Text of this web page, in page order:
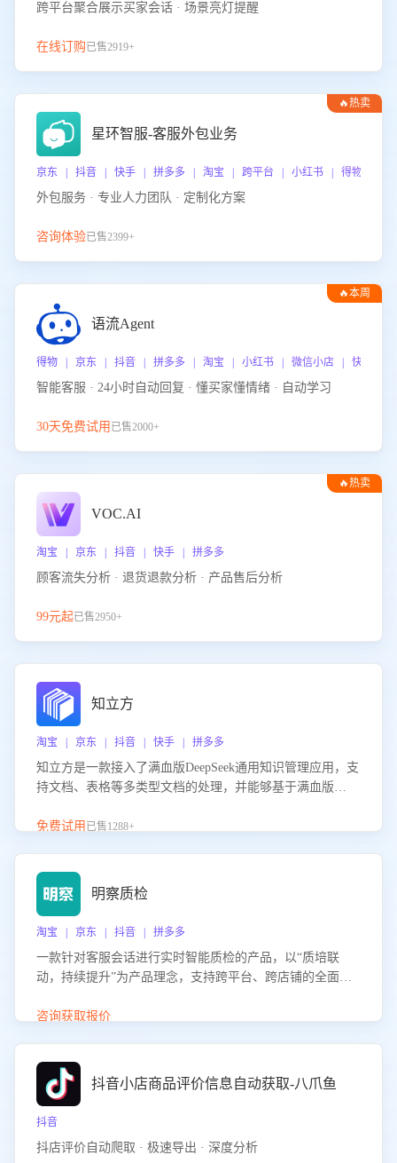
跨平台聚合展示买家会话 · 场景亮灯提醒
在线订购已售2919+
🔥热卖
星环智服-客服外包业务
京东 | 抖音 | 快手 | 拼多多 | 淘宝 | 跨平台 | 小红书 | 得物 | 企
外包服务 · 专业人力团队 · 定制化方案
咨询体验已售2399+
🔥本周
语流Agent
得物 | 京东 | 抖音 | 拼多多 | 淘宝 | 小红书 | 微信小店 | 快手 |
智能客服 · 24小时自动回复 · 懂买家懂情绪 · 自动学习
30天免费试用 已售2000+
🔥热卖
VOC.AI
淘宝 | 京东 | 抖音 | 快手 | 拼多多
顾客流失分析 · 退货退款分析 · 产品售后分析
99元起已售2950+
知立方
淘宝 | 京东 | 抖音 | 快手 | 拼多多
知立方是一款接入了满血版DeepSeek通用知识管理应用，支
持文档、表格等多类型文档的处理，并能够基于满血版
识支持，帮助用户高效管理和利用知识资源。通过该产品，
免费试用 已售1288+
明察质检
淘宝 | 京东 | 抖音 | 拼多多
一款针对客服会话进行实时智能质检的产品，以“质培联
动，持续提升”为产品理念，支持跨平台、跨店铺的全面、
升客服团队的销服能力。
咨询获取报价
抖音小店商品评价信息自动获取-八爪鱼
抖音
抖店评价自动爬取 · 极速导出 · 深度分析